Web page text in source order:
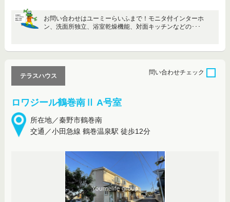
お問い合わせはユーミーらいふまで！モニタ付インターホ
ン、洗面所独立、浴室乾燥機能、対面キッチンなどの･･･
ロワジール鶴巻南Ⅱ A号室
所在地／秦野市鶴巻南
交通／小田急線 鶴巻温泉駅 徒歩12分
テラスハウス
問い合わせチェック